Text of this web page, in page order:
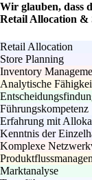
Wir glauben, dass
Retail Allocation &
Retail Allocation
Store Planning
Inventory
Analytische
Führungskompetenz
Erfahrung mit
Kenntnis der
Komplexe
Marktanalyse